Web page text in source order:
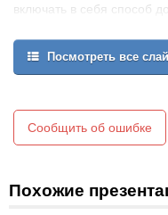
включать в себя способ
Посмотреть все
Сообщить об ошибке
Похожие